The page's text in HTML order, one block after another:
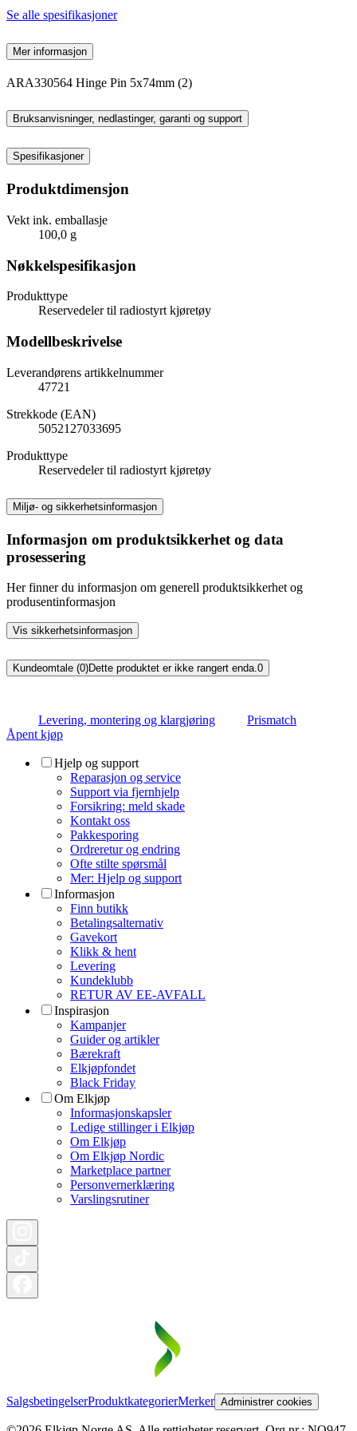
Se alle spesifikasjoner
Mer informasjon
ARA330564 Hinge Pin 5x74mm (2)
Bruksanvisninger, nedlastinger, garanti og support
Spesifikasjoner
Produktdimensjon
Vekt ink. emballasje
100,0 g
Nøkkelspesifikasjon
Produkttype
Reservedeler til radiostyrt kjøretøy
Modellbeskrivelse
Leverandørens artikkelnummer
47721
Strekkode (EAN)
5052127033695
Produkttype
Reservedeler til radiostyrt kjøretøy
Miljø- og sikkerhetsinformasjon
Informasjon om produktsikkerhet og data
prosessering
Her finner du informasjon om generell produktsikkerhet og
produsentinformasjon
Vis sikkerhetsinformasjon
Kundeomtale (0)Dette produktet er ikke rangert enda.0
Levering, montering og klargjøring
Prismatch
Åpent kjøp
Hjelp og support
Reparasjon og service
Support via fjernhjelp
Forsikring: meld skade
Kontakt oss
Pakkesporing
Ordreretur og endring
Ofte stilte spørsmål
Mer: Hjelp og support
Informasjon
Finn butikk
Betalingsalternativ
Gavekort
Klikk & hent
Levering
Kundeklubb
RETUR AV EE-AVFALL
Inspirasjon
Kampanjer
Guider og artikler
Bærekraft
Elkjøpfondet
Black Friday
Om Elkjøp
Informasjonskapsler
Ledige stillinger i Elkjøp
Om Elkjøp
Om Elkjøp Nordic
Marketplace partner
Personvernerklæring
Varslingsrutiner
SalgsbetingelserProduktkategorierMerker Administrer cookies